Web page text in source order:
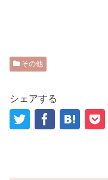
その他
シェアする